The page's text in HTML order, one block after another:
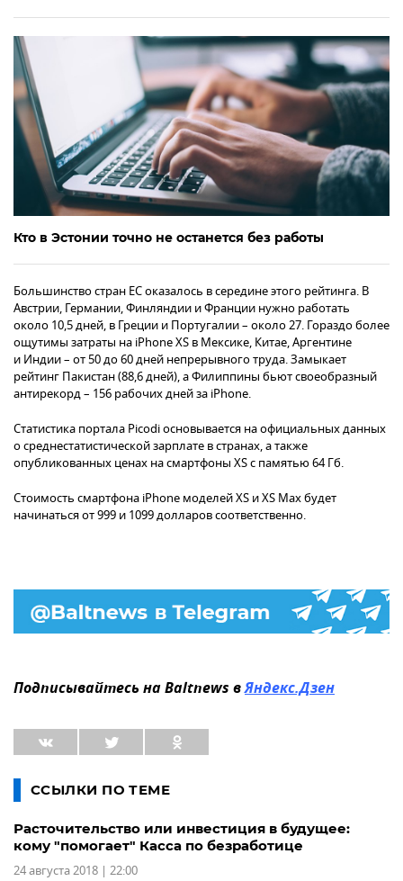
Кто в Эстонии точно не останется без работы
Большинство стран ЕС оказалось в середине этого рейтинга. В
Австрии, Германии, Финляндии и Франции нужно работать
около 10,5 дней, в Греции и Португалии – около 27. Гораздо более
ощутимы затраты на iPhone XS в Мексике, Китае, Аргентине
и Индии – от 50 до 60 дней непрерывного труда. Замыкает
рейтинг Пакистан (88,6 дней), а Филиппины бьют своеобразный
антирекорд – 156 рабочих дней за iPhone.
Статистика портала Picodi основывается на официальных данных
о среднестатистической зарплате в странах, а также
опубликованных ценах на смартфоны XS с памятью 64 Гб.
Стоимость смартфона iPhone моделей XS и ХS Maх будет
начинаться от 999 и 1099 долларов соответственно.
Подписывайтесь на Baltnews вЯндекс.Дзен
ССЫЛКИ ПО ТЕМЕ
Расточительство или инвестиция в будущее:
кому "помогает" Касса по безработице
24 августа 2018 | 22:00